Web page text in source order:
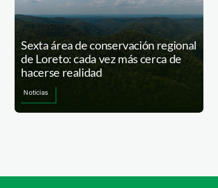
Sexta área de conservación regional
de Loreto: cada vez más cerca de
hacerse realidad
Noticias